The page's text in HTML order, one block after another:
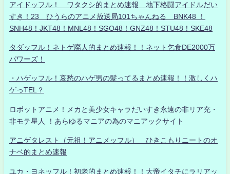
アイドッフル！ ワタクシ的まとめ速報 地下格闘アイドルだい
すき！23 ひうらのアニメ放送局101ちゃんねる BNK48 ！
SNH48！JKT48！MNL48！SGO48！GNZ48！STU48！SKE48
タダッフル！ネトゲ廃人的まとめ速報！！ネット乞食DE2000万
パワーズ！
・ハゲッフル！哀愁のハゲ男の髪ってるまとめ速報！！激しくハ
ゲっTEL？
ロボットアニメ！メカと美少女キャラだいすき永遠の非リア充・
非モテ星人 ！あらゆるマニアの為のマニアックサイト
アニゲタレスト（元祖！アニメッフル） ひきこもりニートのオ
ナベ的まとめ速報
ユカ・ヨネッフル！初老的まとめ速報！！大帝イタチにラリアッ